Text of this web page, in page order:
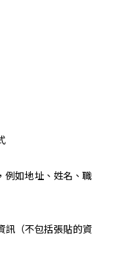
例如地址、姓名、職
訊（不包括張貼的資